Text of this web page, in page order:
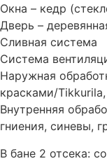
Окна – кедр
Дверь –
Сливная система
Система
Наружная
красками/
Внутренняя
гниения, синевы,
В бане 2 отсека: